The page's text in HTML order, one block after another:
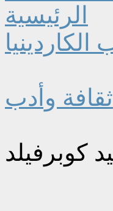
الرئيسية
الكاردينيا
ثقافة وأدب
كوبرفيلد